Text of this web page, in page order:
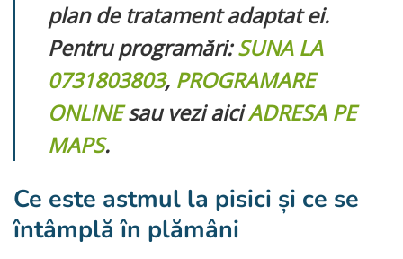
plan de tratament adaptat ei.
Pentru programări:SUNA LA
0731803803, PROGRAMARE
ONLINEsau vezi aiciADRESA PE
MAPS.
Ce este astmul la pisici și ce se
întâmplă în plămâni